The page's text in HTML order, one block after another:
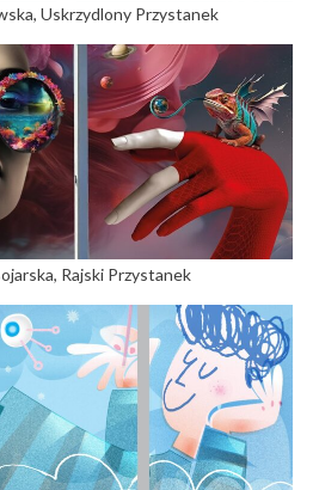
Uskrzydlony Przystanek
Rajski Przystanek